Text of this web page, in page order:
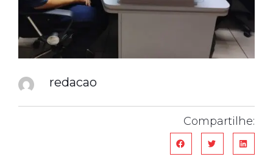
redacao
Compartilhe: